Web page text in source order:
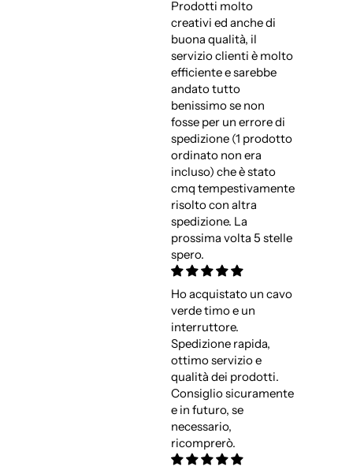
Prodotti molto
creativi ed anche di
buona qualità, il
servizio clienti è molto
efficiente e sarebbe
andato tutto
benissimo se non
fosse per un errore di
spedizione (1 prodotto
ordinato non era
incluso) che è stato
cmq tempestivamente
risolto con altra
spedizione. La
prossima volta 5 stelle
spero.
Ho acquistato un cavo
verde timo e un
interruttore.
Spedizione rapida,
ottimo servizio e
qualità dei prodotti.
Consiglio sicuramente
e in futuro, se
necessario,
ricomprerò.